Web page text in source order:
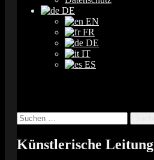
DE
EN
FR
DE
IT
ES
Suchen
nach:
Künstlerische Leitung